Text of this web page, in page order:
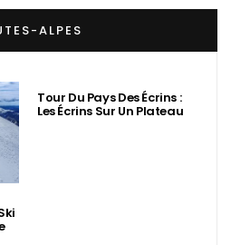
ALPES
Tour Du Pays Des Écrins :
Les Écrins Sur Un Plateau